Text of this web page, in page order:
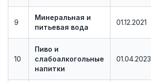
9
Минеральная и
питьевая вода
01.12.2021
10
Пиво и
слабоалкогольные
напитки
01.04.2023